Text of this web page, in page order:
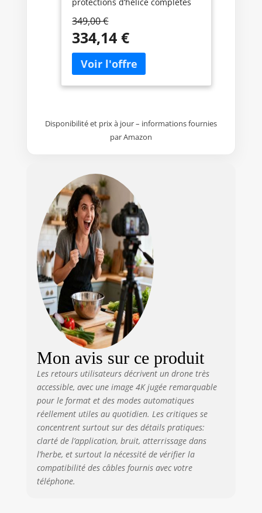
offrant une protection complète.
Profitez de votre temps avec le
drone ! Léger et conforme à la
réglementation - Pesant moins
de 249 g[1], ce drone respecte
les réglementations C0. Donc,
pratique et idéal pour vos
voyages ! Votre réalisateur
point. Que vous fassiez de la
randonnée ou organisiez une
fête, ce drone agit comme votre
cinéaste personnel, capturant
chaque mouvement. Capturez
chaque détail avec un capteur
CMOS de 1/1,3 pouce - Le
capteur plus grand de ce drone
caméra 4K capture plus de
lumière, offrant des images plus
claires avec des détails vifs,
idéal pour capturer à la fois des
paysages et des portraits.
Superbe vidéo HDR en 4K/60 ips
- Capturez la beauté du lever et
du coucher du soleil avec une
vidéo ultrahaute définition. Ce
mini drone offre une expérience
visuelle exceptionnelle, rendant
chaque moment époustouflant.
Temps de vol max. de 31 min -
Ne vous souciez plus des
batteries. Avec jusqu'à 31
minutes de temps de vol[5], ce
mini drone peut capturer plus
de moments et explorer plus
349,00 €
334,14 €
Disponibilité et prix à jour – informations fournies
par Amazon
Mon avis sur ce produit
Les retours utilisateurs décrivent un drone très
accessible, avec une image 4K jugée remarquable
pour le format et des modes automatiques
réellement utiles au quotidien. Les critiques se
concentrent surtout sur des détails pratiques:
clarté de l’application, bruit, atterrissage dans
l’herbe, et surtout la nécessité de vérifier la
compatibilité des câbles fournis avec votre
téléphone.